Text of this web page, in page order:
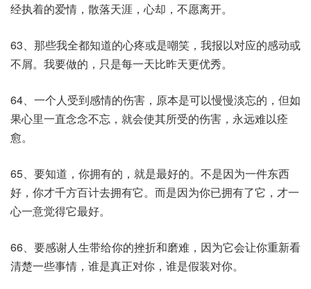
经执着的爱情，散落天涯，心却，不愿离开。
63、那些我全都知道的心疼或是嘲笑，我报以对应的感动或
不屑。我要做的，只是每一天比昨天更优秀。
64、一个人受到感情的伤害，原本是可以慢慢淡忘的，但如
果心里一直念念不忘，就会使其所受的伤害，永远难以痊
愈。
65、要知道，你拥有的，就是最好的。不是因为一件东西
好，你才千方百计去拥有它。而是因为你已拥有了它，才一
心一意觉得它最好。
66、要感谢人生带给你的挫折和磨难，因为它会让你重新看
清楚一些事情，谁是真正对你，谁是假装对你。